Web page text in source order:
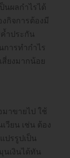
นผลกำไรได้
กิจการต้องมี
ำประกัน
การทำกำไร
สี่ยงมากน้อย
าขายไป ใช้
วียน เช่น ต้อง
ปรรูปเป็น
นเงินได้ทัน